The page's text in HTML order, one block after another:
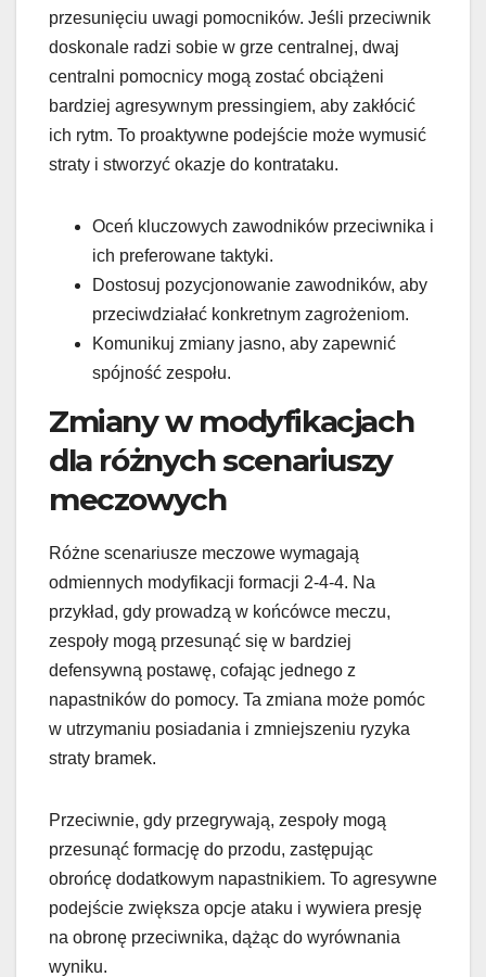
przesunięciu uwagi pomocników. Jeśli przeciwnik
doskonale radzi sobie w grze centralnej, dwaj
centralni pomocnicy mogą zostać obciążeni
bardziej agresywnym pressingiem, aby zakłócić
ich rytm. To proaktywne podejście może wymusić
straty i stworzyć okazje do kontrataku.
Oceń kluczowych zawodników przeciwnika i
ich preferowane taktyki.
Dostosuj pozycjonowanie zawodników, aby
przeciwdziałać konkretnym zagrożeniom.
Komunikuj zmiany jasno, aby zapewnić
spójność zespołu.
Zmiany w modyfikacjach
dla różnych scenariuszy
meczowych
Różne scenariusze meczowe wymagają
odmiennych modyfikacji formacji 2-4-4. Na
przykład, gdy prowadzą w końcówce meczu,
zespoły mogą przesunąć się w bardziej
defensywną postawę, cofając jednego z
napastników do pomocy. Ta zmiana może pomóc
w utrzymaniu posiadania i zmniejszeniu ryzyka
straty bramek.
Przeciwnie, gdy przegrywają, zespoły mogą
przesunąć formację do przodu, zastępując
obrońcę dodatkowym napastnikiem. To agresywne
podejście zwiększa opcje ataku i wywiera presję
na obronę przeciwnika, dążąc do wyrównania
wyniku.